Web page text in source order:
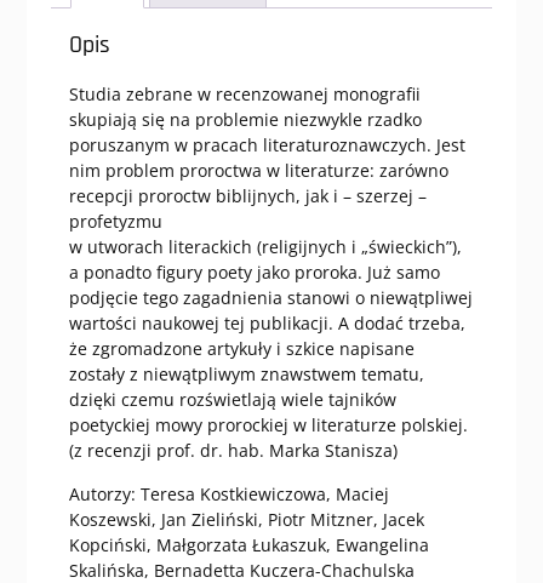
Opis
Studia zebrane w recenzowanej monografii
skupiają się na problemie niezwykle rzadko
poruszanym w pracach literaturoznawczych. Jest
nim problem proroctwa w literaturze: zarówno
recepcji proroctw biblijnych, jak i – szerzej –
profetyzmu
w utworach literackich (religijnych i „świeckich”),
a ponadto figury poety jako proroka. Już samo
podjęcie tego zagadnienia stanowi o niewątpliwej
wartości naukowej tej publikacji. A dodać trzeba,
że zgromadzone artykuły i szkice napisane
zostały z niewątpliwym znawstwem tematu,
dzięki czemu rozświetlają wiele tajników
poetyckiej mowy prorockiej w literaturze polskiej.
(z recenzji prof. dr. hab. Marka Stanisza)
Autorzy: Teresa Kostkiewiczowa, Maciej
Koszewski, Jan Zieliński, Piotr Mitzner, Jacek
Kopciński, Małgorzata Łukaszuk, Ewangelina
Skalińska, Bernadetta Kuczera-Chachulska